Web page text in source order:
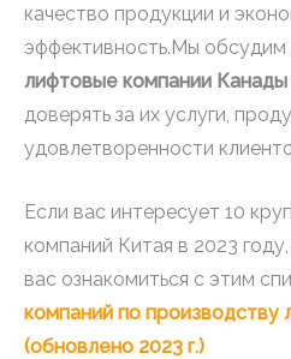
качество продукции и
эффективность.Мы обсудим
лифтовые компании Канады
доверять за их услуги,
удовлетворенности
Если вас интересует 10
компаний Китая в 2023
вас ознакомиться с этим
компаний по производству
(обновлено 2023 г.)